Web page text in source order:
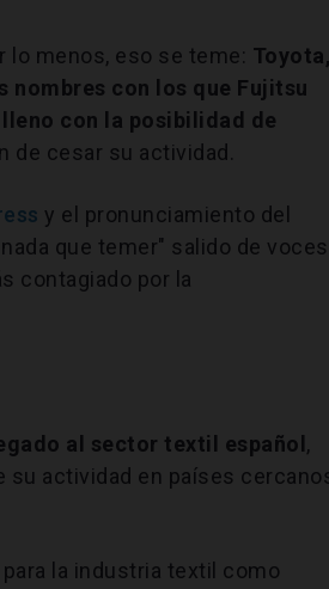
lo menos, eso se teme:
nombres con los que Fujitsu
con la posibilidad de
de cesar su actividad.
y el pronunciamiento del
que temer" salido de voces
contagiado por la
al sector textil español ,
su actividad en países
la industria textil como